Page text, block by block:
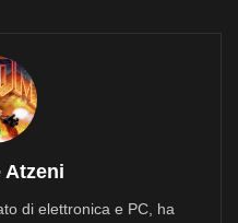
Atzeni
di elettronica e PC, ha